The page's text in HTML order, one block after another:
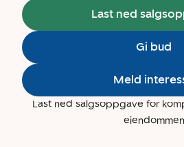
Last ned
Gi bud
Meld
Last ned salgsoppgave for
eiendommen